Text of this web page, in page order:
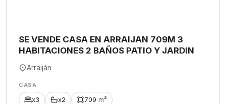
SE VENDE CASA EN ARRAIJAN 709M 3
HABITACIONES 2 BAÑOS PATIO Y JARDIN
Arraiján
CASA
x3 x2 709 m²